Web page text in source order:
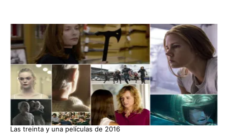
Las treinta y una películas de 2016